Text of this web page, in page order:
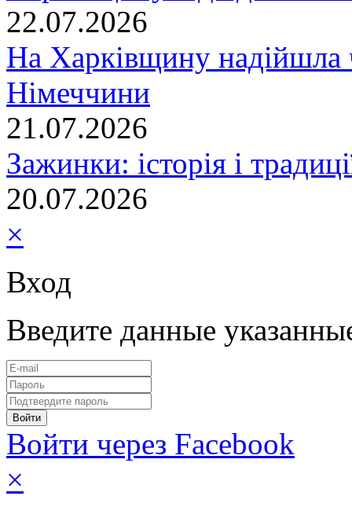
22.07.2026
На Харківщину надійшла
Німеччини
21.07.2026
Зажинки: історія і
20.07.2026
×
Вход
Введите данные
Войти через Facebook
×